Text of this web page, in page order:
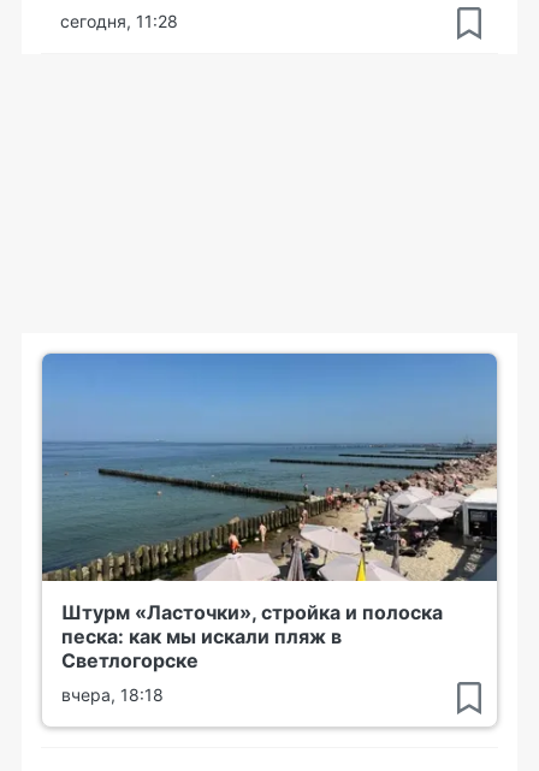
сегодня, 11:28
Штурм «Ласточки», стройка и полоска
песка: как мы искали пляж в
Светлогорске
вчера, 18:18